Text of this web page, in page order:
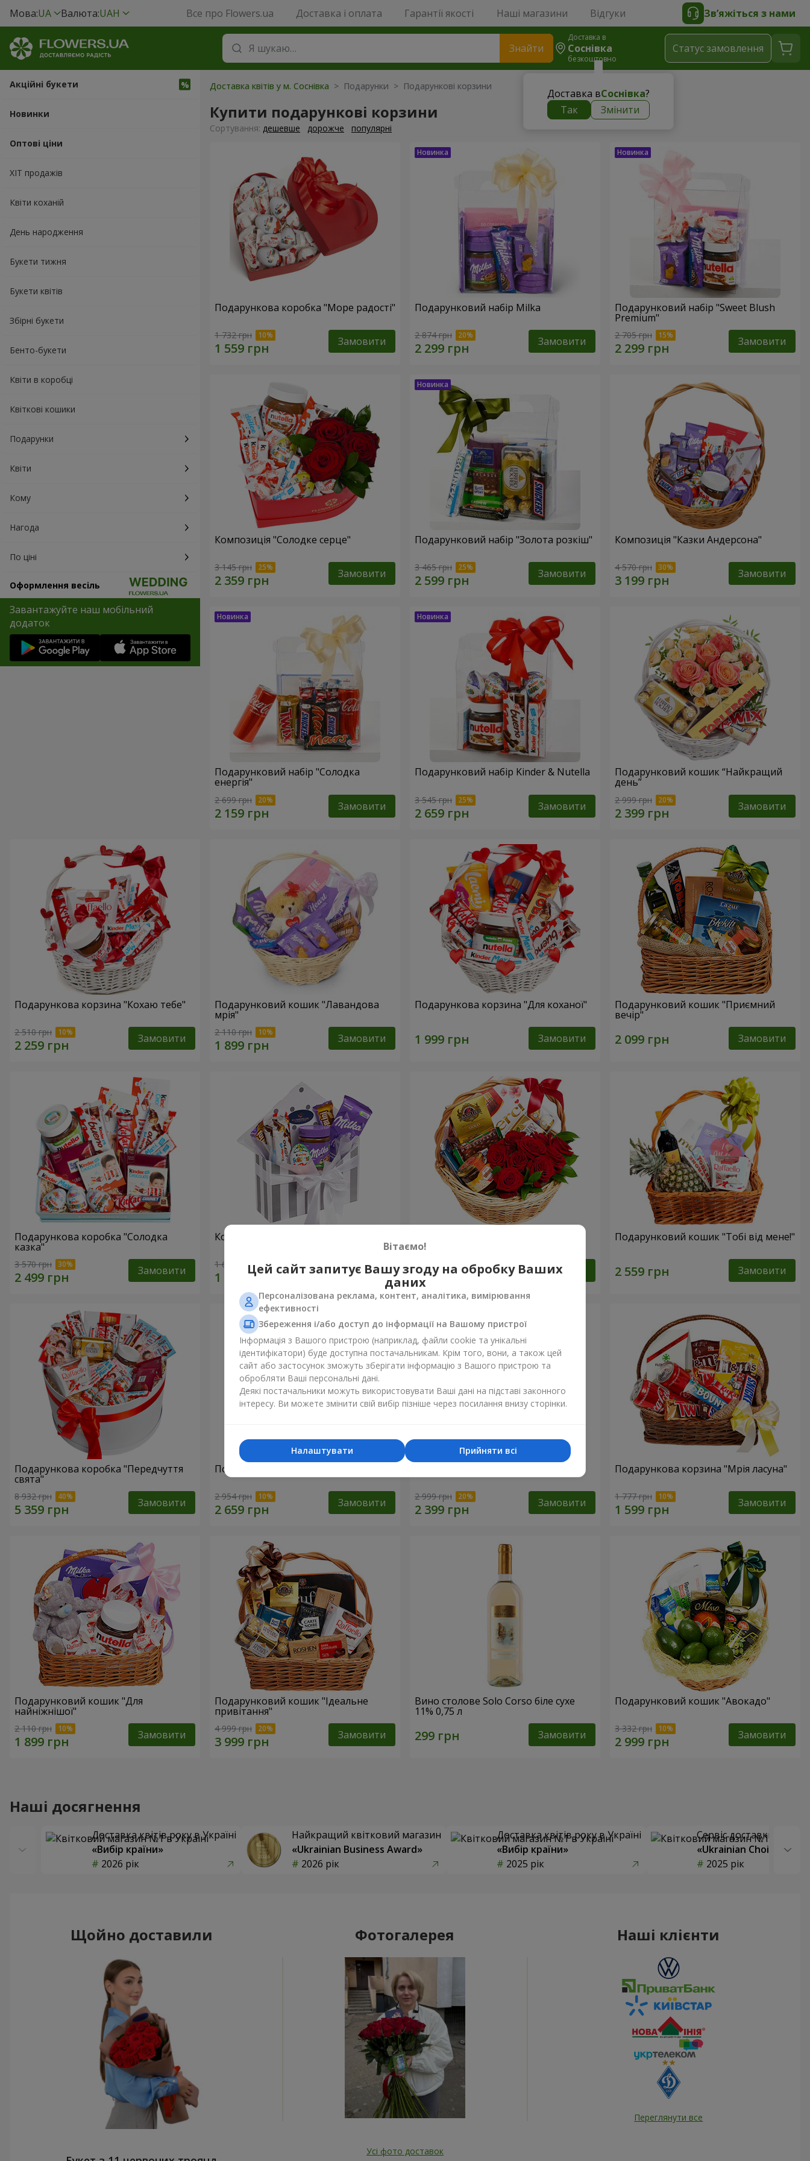
Мова:UA Валюта:UAH Все про Flowers.ua Доставка і оплата Гарантії якості Наші магазини Відгуки Зв’яжіться з нами
Знайти
Доставка в
Соснівка
безкоштовно
Доставка вСоснівка?
Так
Змінити
Статус замовлення
Акційні букети
Новинки
Оптові ціни
ХІТ продажів
Квіти коханій
День народження
Букети тижня
Букети квітів
Збірні букети
Бенто-букети
Квіти в коробці
Квіткові кошики
Подарунки
Квіти
Кому
Нагода
По ціні
Оформлення весіль
Завантажуйте наш мобільний
додаток
Доставка квітів у м. Соснівка > Подарунки > Подарункові корзини
Купити подарункові корзини
Сортування: дешевше дорожче популярні
Подарункова коробка "Море радості"
1 732 грн Замовити
Подарунковий набір Milka
2 874 грн Замовити
Подарунковий набір "Sweet Blush
Premium"
2 705 грн Замовити
Композиція "Солодке серце"
3 145 грн Замовити
Подарунковий набір "Золота розкіш"
3 465 грн Замовити
Композиція "Казки Андерсона"
4 570 грн Замовити
Подарунковий набір "Солодка
енергія"
2 699 грн Замовити
Подарунковий набір Kinder & Nutella
3 545 грн Замовити
Подарунковий кошик “Найкращий
день”
2 999 грн Замовити
Подарункова корзина "Кохаю тебе"
2 510 грн Замовити
Подарунковий кошик "Лавандова
мрія"
2 110 грн Замовити
Подарункова корзина "Для коханої"
Замовити
Подарунковий кошик "Приємний
вечір"
Замовити
Подарункова коробка "Солодка
казка"
3 570 грн Замовити
Композиція "Солодка ніжність"
1 666 грн Замовити 4 374 грн Замовити
Подарунковий кошик "Тобі від мене!"
Замовити
Подарункова коробка "Передчуття
свята"
8 932 грн Замовити
Подарунковий кошик "Дитяче свято!"
2 954 грн Замовити 2 999 грн Замовити
Подарункова корзина "Мрія ласуна"
1 777 грн Замовити
Подарунковий кошик "Для
найніжнішої"
2 110 грн Замовити
Подарунковий кошик "Ідеальне
привітання"
4 999 грн Замовити
Вино столове Solo Corso біле сухе
11% 0,75 л
Замовити
Подарунковий кошик "Авокадо"
3 332 грн Замовити
Наші досягнення
Доставка квітів року в Україні
«Вибір країни»
2026 рік
Найкращий квітковий магазин
«Ukrainian Business Award»
2026 рік
Доставка квітів року в Україні
«Вибір країни»
2025 рік
Сервіс доставки квітів
«Ukrainian Choice»
2025 рік
Щойно доставили Фотогалерея
Усі фото доставок
Наші клієнти
Переглянути все
Вітаємо!
Цей сайт запитує Вашу згоду на обробку Ваших
даних
Персоналізована реклама, контент, аналітика, вимірювання
ефективності
Збереження і/або доступ до інформації на Вашому пристрої
Інформація з Вашого пристрою (наприклад, файли cookie та унікальні
ідентифікатори) буде доступна постачальникам. Крім того, вони, а також цей
сайт або застосунок зможуть зберігати інформацію з Вашого пристрою та
обробляти Ваші персональні дані.
Деякі постачальники можуть використовувати Ваші дані на підставі законного
інтересу. Ви можете змінити свій вибір пізніше через посилання внизу сторінки.
Прийняти всі
Налаштувати